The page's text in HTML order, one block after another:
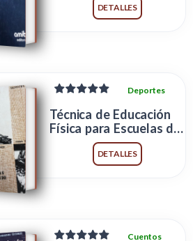
DETALLES
Deportes
Técnica de Educación
Física para Escuelas de
Magisterio
DETALLES
Cuentos